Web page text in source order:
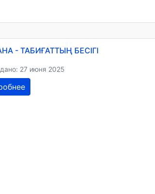
- ТАБИҒАТТЫҢ БЕСІГІ
27 июня 2025